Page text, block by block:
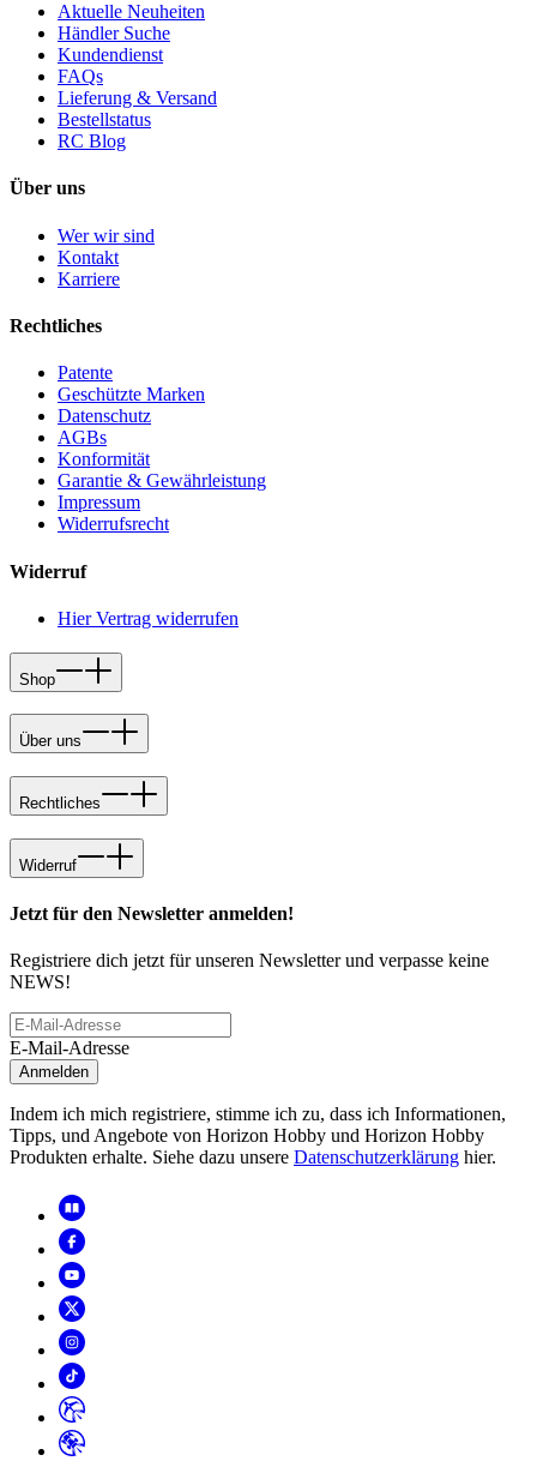
Aktuelle Neuheiten
Händler Suche
Kundendienst
FAQs
Lieferung & Versand
Bestellstatus
RC Blog
Über uns
Wer wir sind
Kontakt
Karriere
Rechtliches
Patente
Geschützte Marken
Datenschutz
AGBs
Konformität
Garantie & Gewährleistung
Impressum
Widerrufsrecht
Widerruf
Hier Vertrag widerrufen
Shop
Über uns
Rechtliches
Widerruf
Jetzt für den Newsletter anmelden!
Registriere dich jetzt für unseren Newsletter und verpasse keine
NEWS!
E-Mail-Adresse
Anmelden
Indem ich mich registriere, stimme ich zu, dass ich Informationen,
Tipps, und Angebote von Horizon Hobby und Horizon Hobby
Produkten erhalte. Siehe dazu unsere Datenschutzerklärung hier.